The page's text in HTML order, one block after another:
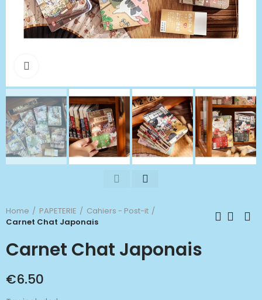
Home PAPETERIE
Cahiers - Post-it
Carnet Chat Japonais
Carnet Chat Japonais
€6.50